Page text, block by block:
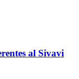
al Sivavi